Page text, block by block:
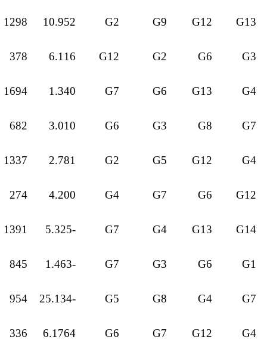
G13
G12
G9
G2
10.952
1298
G3
G6
G2
G12
6.116
378
G4
G13
G6
G7
1.340
1694
G7
G8
G3
G6
3.010
682
G4
G12
G5
G2
2.781
1337
G12
G6
G7
G4
4.200
274
G14
G13
G4
G7
-5.325
1391
G1
G6
G3
G7
-1.463
845
G7
G4
G8
G5
-25.134
954
G4
G12
G7
G6
6.1764
336